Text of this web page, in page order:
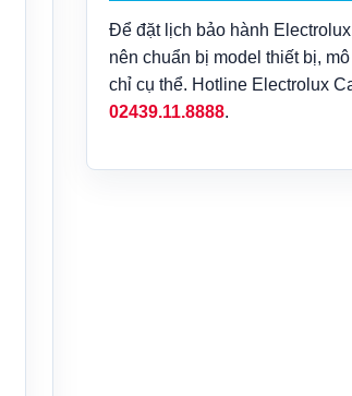
Để đặt lịch bảo hành
nên chuẩn bị model thiết bị,
chỉ cụ thể. Hotline Electrolux
02439.11.8888.